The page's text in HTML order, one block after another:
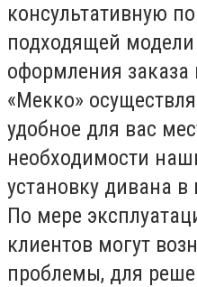
консультативную
подходящей
оформления заказа
«Мекко»
удобное для вас
необходимости
установку дивана
По мере
клиентов могут
проблемы, для